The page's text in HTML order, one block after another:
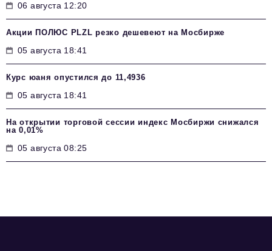
06 августа 12:20
Акции ПОЛЮС PLZL резко дешевеют на Мосбирже
05 августа 18:41
Курс юаня опустился до 11,4936
05 августа 18:41
На открытии торговой сессии индекс Мосбиржи снижался
на 0,01%
05 августа 08:25